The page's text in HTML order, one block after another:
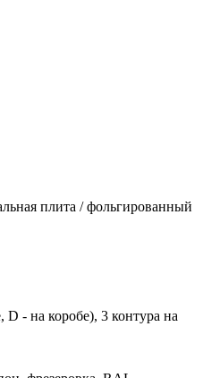
плита / фольгированный
D - на коробе), 3 контура на